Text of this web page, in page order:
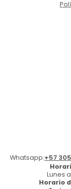
Whatsapp:+57
Lunes
Horario